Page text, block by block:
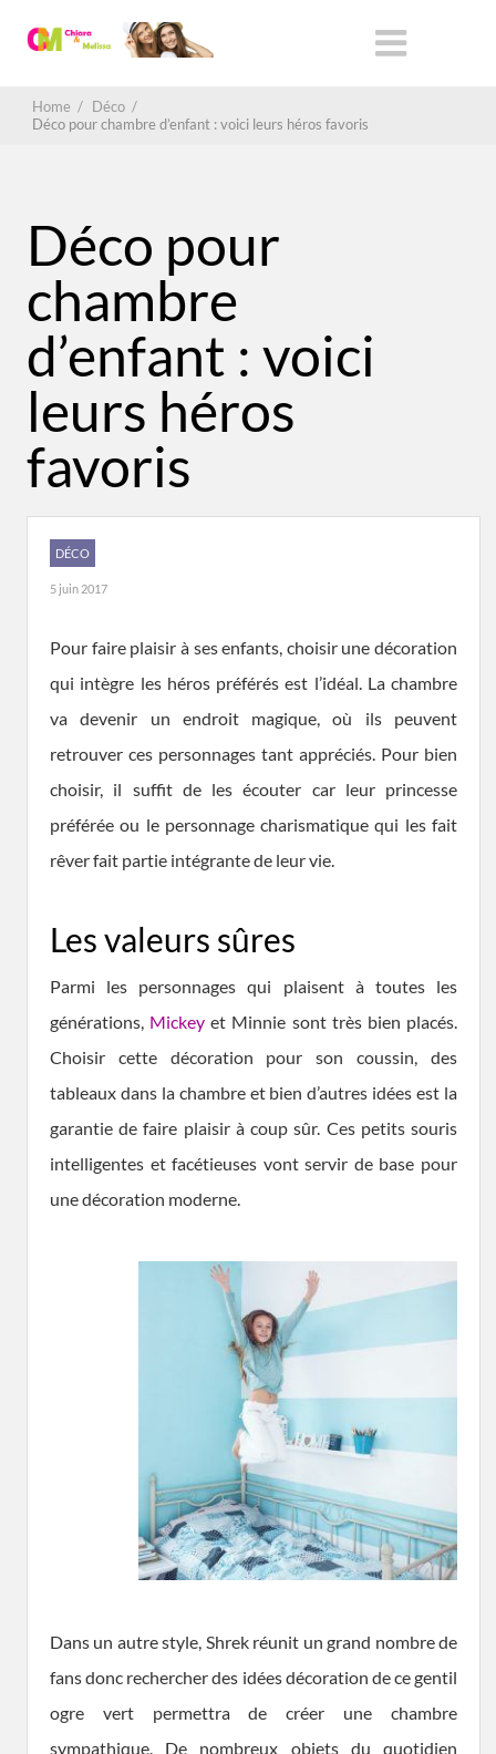
Home / Déco /
Déco pour chambre d’enfant : voici leurs héros favoris
Déco pour
chambre
d’enfant : voici
leurs héros
favoris
DÉCO
5 juin 2017
Pour faire plaisir à ses enfants, choisir une décoration
qui intègre les héros préférés est l’idéal. La chambre
va devenir un endroit magique, où ils peuvent
retrouver ces personnages tant appréciés. Pour bien
choisir, il suffit de les écouter car leur princesse
préférée ou le personnage charismatique qui les fait
rêver fait partie intégrante de leur vie.
Les valeurs sûres
Parmi les personnages qui plaisent à toutes les
générations, Mickey et Minnie sont très bien placés.
Choisir cette décoration pour son coussin, des
tableaux dans la chambre et bien d’autres idées est la
garantie de faire plaisir à coup sûr. Ces petits souris
intelligentes et facétieuses vont servir de base pour
une décoration moderne.
Dans un autre style, Shrek réunit un grand nombre de
fans donc rechercher des idées décoration de ce gentil
ogre vert permettra de créer une chambre
sympathique. De nombreux objets du quotidien